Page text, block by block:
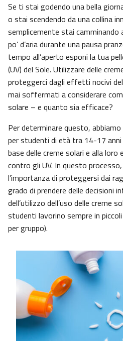
Se ti stai godendo una bella
o stai scendendo da una collina
semplicemente stai camminando
po’ d’aria durante una pausa
tempo all’aperto esponi la tua
(UV) del Sole. Utilizzare delle
proteggerci dagli effetti nocivi
mai soffermati a considerare
solare – e quanto sia efficace?
Per determinare questo,
per studenti di età tra 14-17 anni
base delle creme solari e alla
contro gli UV. In questo
l’importanza di proteggersi dai
grado di prendere delle decisioni
dell’utilizzo dell’uso delle creme
studenti lavorino sempre in
per gruppo).